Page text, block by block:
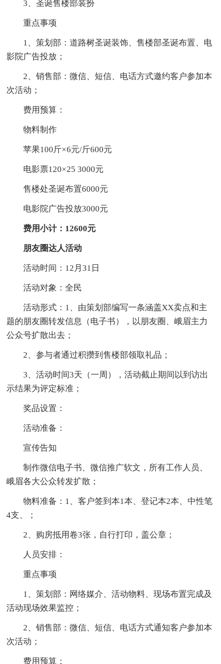
3、圣诞售楼部装扮
重点事项
1、策划部：道路树圣诞装饰、售楼部圣诞布置、电
影院广告投放；
2、销售部：微信、短信、电话方式邀约客户参加本
次活动；
费用预算：
物料制作
苹果100斤×6元/斤600元
电影票120×25 3000元
售楼处圣诞布置6000元
电影院广告投放3000元
费用小计：12600元
朋友圈达人活动
活动时间：12月31日
活动对象：全民
活动形式：1、由策划部编写一条涵盖XX卖点和主
题的朋友圈转发信息（电子书），以朋友圈、峨眉主力
公众号扩散出去；
2、参与者通过积攒到售楼部领取礼品；
3、活动时间3天（一周），活动截止期间以到访出
示结果为评定标准；
奖品设置：
活动准备：
宣传告知
制作微信电子书、微信推广软文，所有工作人员、
峨眉各大公众转发扩散；
物料准备：1、客户签到本1本、登记本2本、中性笔
4支、；
2、购房抵用卷3张，自行打印，盖公章；
人员安排：
重点事项
1、策划部：网络媒介、活动物料、现场布置完成及
活动现场效果监控；
2、销售部：微信、短信、电话方式通知客户参加本
次活动；
费用预算：